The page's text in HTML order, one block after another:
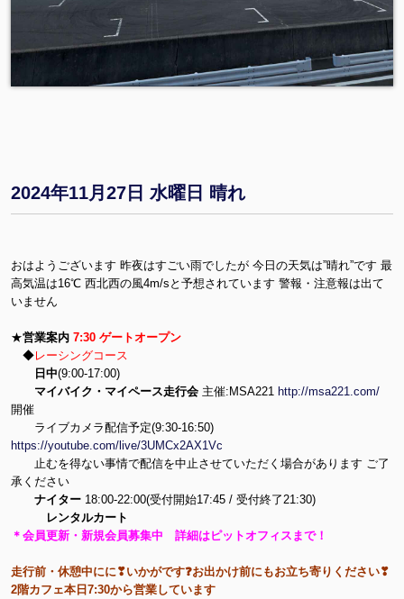
2024年11月27日 水曜日 晴れ
おはようございます 昨夜はすごい雨でしたが 今日の天気は”晴れ”です 最
高気温は16℃ 西北西の風4m/sと予想されています 警報・注意報は出て
いません
★営業案内 7:30 ゲートオープン
◆レーシングコース
日中(9:00-17:00)
マイバイク・マイペース走行会 主催:MSA221 http://msa221.com/
開催
ライブカメラ配信予定(9:30-16:50)
https://youtube.com/live/3UMCx2AX1Vc
止むを得ない事情で配信を中止させていただく場合があります ご了
承ください
ナイター 18:00-22:00(受付開始17:45 / 受付終了21:30)
レンタルカート
＊会員更新・新規会員募集中 詳細はピットオフィスまで！
走行前・休憩中にに❣いかがです❓お出かけ前にもお立ち寄りください❣
2階カフェ本日7:30から営業しています